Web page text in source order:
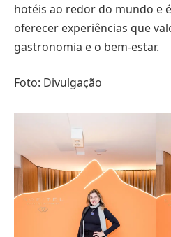
hotéis ao redor do mundo e
oferecer experiências que
gastronomia e o bem-estar.
Foto: Divulgação